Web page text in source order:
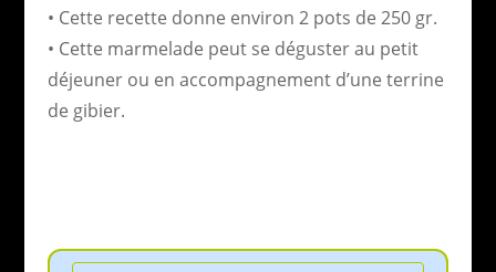
• Cette recette donne environ 2 pots de 250 gr.
• Cette marmelade peut se déguster au petit
déjeuner ou en accompagnement d’une terrine
de gibier.